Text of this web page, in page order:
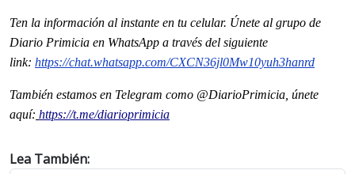
Ten la información al instante en tu celular. Únete al grupo de
Diario Primicia en WhatsApp a través del siguiente
link: https://chat.whatsapp.com/CXCN36jl0Mw10yuh3hanrd
También estamos en Telegram como @DiarioPrimicia, únete
aquí: https://t.me/diarioprimicia
Lea También: